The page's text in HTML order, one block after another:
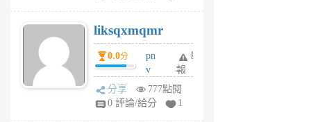
6
個
月
前
liksqxmqmr
0.0分
pn
v
wt
sv
舉
報
分享
777點閱
0 評論/給分
1